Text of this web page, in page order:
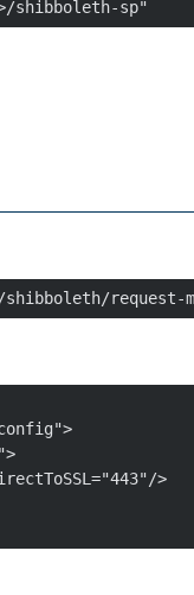
shibboleth-sp"
request-